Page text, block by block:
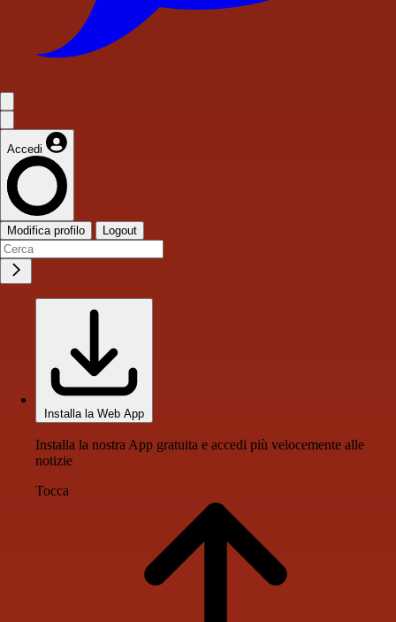
Accedi
Modifica profilo Logout
Installa la Web App
Installa la nostra App gratuita e accedi più velocemente alle
notizie
Tocca